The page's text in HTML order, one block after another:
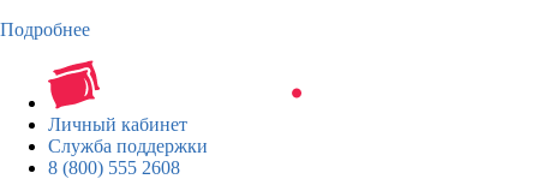
Подробнее
Личный кабинет
Служба поддержки
8 (800) 555 2608